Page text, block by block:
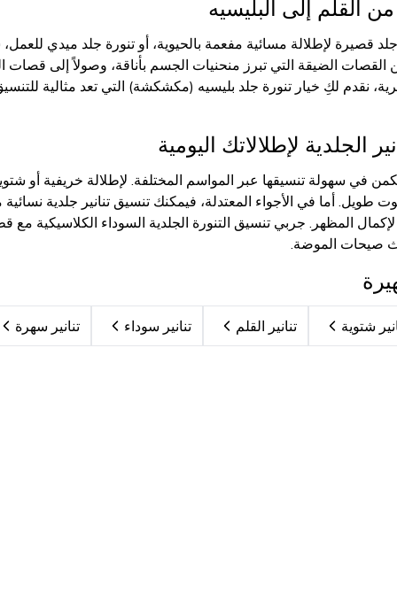
القلم إلى البليسيه
قصيرة لإطلالة مسائية مفعمة بالحيوية، أو تنورة جلد ميدي
نقدم لكِ خيار تنورة جلد بليسيه (مكشكشة) التي تعد مثالية
الجلدية لإطلالاتك اليومية
يكمن في سهولة تنسيقها عبر المواسم المختلفة. لإطلالة خريفية أو
طويل. أما في الأجواء المعتدلة، فيمكنك تنسيق تنانير جلدية
المظهر. جربي تنسيق التنورة الجلدية السوداء الكلاسيكية
صيحات الموضة.
شتوية تنانير القلم تنانير سوداء تنانير سهرة